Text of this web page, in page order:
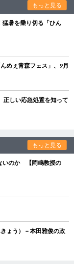
もっと見る
猛暑を乗り切る「ひん
めぇ青森フェス」、9月
しい応急処置を知って
もっと見る
いのか 【岡嶋教授の
ょう）－本田雅俊の政